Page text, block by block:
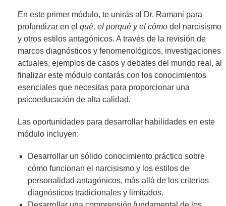
En este primer módulo, te unirás al Dr. Ramani para
profundizar en el qué, el porqué y el cómo del narcisismo
y otros estilos antagónicos. A través de la revisión de
marcos diagnósticos y fenomenológicos, investigaciones
actuales, ejemplos de casos y debates del mundo real, al
finalizar este módulo contarás con los conocimientos
esenciales que necesitas para proporcionar una
psicoeducación de alta calidad.
Las oportunidades para desarrollar habilidades en este
módulo incluyen:
Desarrollar un sólido conocimiento práctico sobre
cómo funcionan el narcisismo y los estilos de
personalidad antagónicos, más allá de los criterios
diagnósticos tradicionales y limitados.